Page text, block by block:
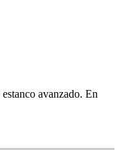
avanzado. En